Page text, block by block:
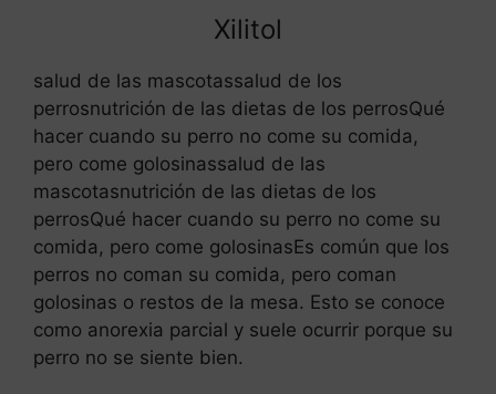
Xilitol
salud de las mascotassalud de los
perrosnutrición de las dietas de los perrosQué
hacer cuando su perro no come su comida,
pero come golosinassalud de las
mascotasnutrición de las dietas de los
perrosQué hacer cuando su perro no come su
comida, pero come golosinasEs común que los
perros no coman su comida, pero coman
golosinas o restos de la mesa. Esto se conoce
como anorexia parcial y suele ocurrir porque su
perro no se siente bien.